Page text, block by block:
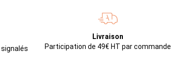
Livraison
Participation de 49€ HT par commande